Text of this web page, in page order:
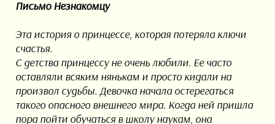
Письмо Незнакомцу
Эта история о принцессе, которая потеряла ключи
счастья.
С детства принцессу не очень любили. Ее часто
оставляли всяким нянькам и просто кидали на
произвол судьбы. Девочка начала остерегаться
такого опасного внешнего мира. Когда ней пришла
пора пойти обучаться в школу наукам, она